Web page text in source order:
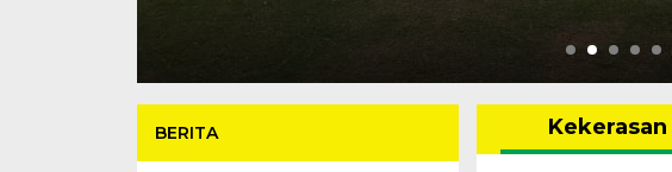
BERITA Kekerasan